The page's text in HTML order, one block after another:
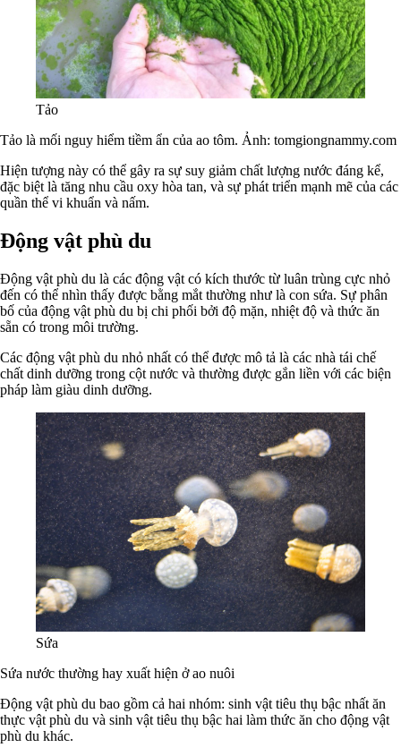
Tảo
Tảo là mối nguy hiểm tiềm ẩn của ao tôm. Ảnh: tomgiongnammy.com
Hiện tượng này có thể gây ra sự suy giảm chất lượng nước đáng kể,
đặc biệt là tăng nhu cầu oxy hòa tan, và sự phát triển mạnh mẽ của các
quần thể vi khuẩn và nấm.
Động vật phù du
Động vật phù du là các động vật có kích thước từ luân trùng cực nhỏ
đến có thể nhìn thấy được bằng mắt thường như là con sứa. Sự phân
bố của động vật phù du bị chi phối bởi độ mặn, nhiệt độ và thức ăn
sẵn có trong môi trường.
Các động vật phù du nhỏ nhất có thể được mô tả là các nhà tái chế
chất dinh dưỡng trong cột nước và thường được gắn liền với các biện
pháp làm giàu dinh dưỡng.
Sứa
Sứa nước thường hay xuất hiện ở ao nuôi
Động vật phù du bao gồm cả hai nhóm: sinh vật tiêu thụ bậc nhất ăn
thực vật phù du và sinh vật tiêu thụ bậc hai làm thức ăn cho động vật
phù du khác.